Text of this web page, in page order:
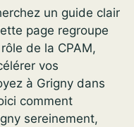
un guide clair
page regroupe
de la CPAM,
vos
à Grigny dans
comment
sereinement,